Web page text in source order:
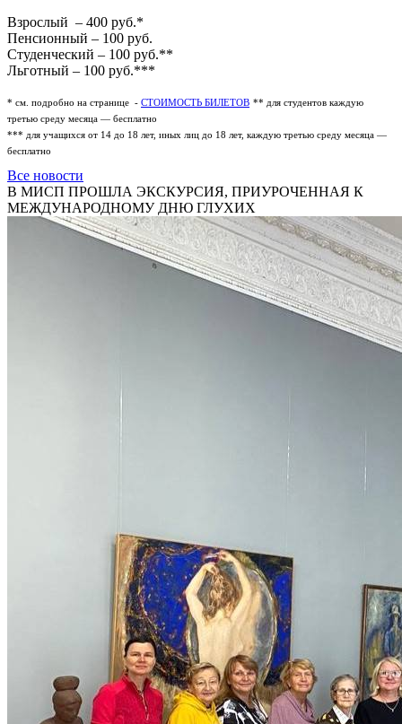
Взрослый – 400 руб.*
Пенсионный – 100 руб.
Студенческий – 100 руб.**
Льготный – 100 руб.***
* см. подробно на странице - СТОИМОСТЬ БИЛЕТОВ ** для студентов каждую
третью среду месяца — бесплатно
*** для учащихся от 14 до 18 лет, иных лиц до 18 лет, каждую третью среду месяца —
бесплатно
Все новости
В МИСП ПРОШЛА ЭКСКУРСИЯ, ПРИУРОЧЕННАЯ К
МЕЖДУНАРОДНОМУ ДНЮ ГЛУХИХ